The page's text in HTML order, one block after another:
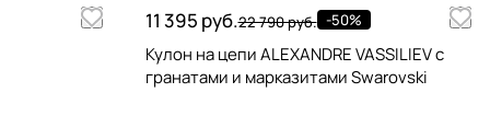
11 395 руб.22 790 руб. -50%
Кулон на цепи ALEXANDRE VASSILIEV с
гранатами и марказитами Swarovski